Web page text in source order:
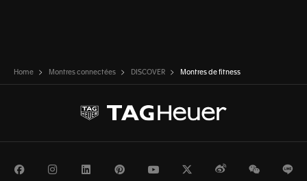
Home Montres connectées DISCOVER Montres de fitness
FacebookInstagramLinkedInPinterestYoutubeTwitterWeiboWeChat